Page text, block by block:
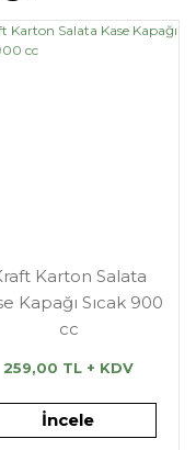
Karton Salata
Kapağı Sıcak 900
cc
259,00 TL + KDV
İncele